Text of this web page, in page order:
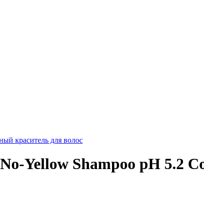
краситель для волос
Yellow Shampoo pH 5.2